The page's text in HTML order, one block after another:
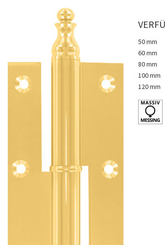
50 mm
60 mm
80 mm
100 mm
120 mm